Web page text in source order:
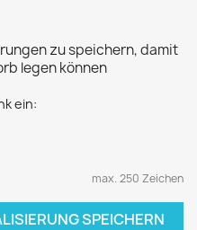
zu speichern, damit
legen können
ein:
max. 250 Zeichen
SPEICHERN